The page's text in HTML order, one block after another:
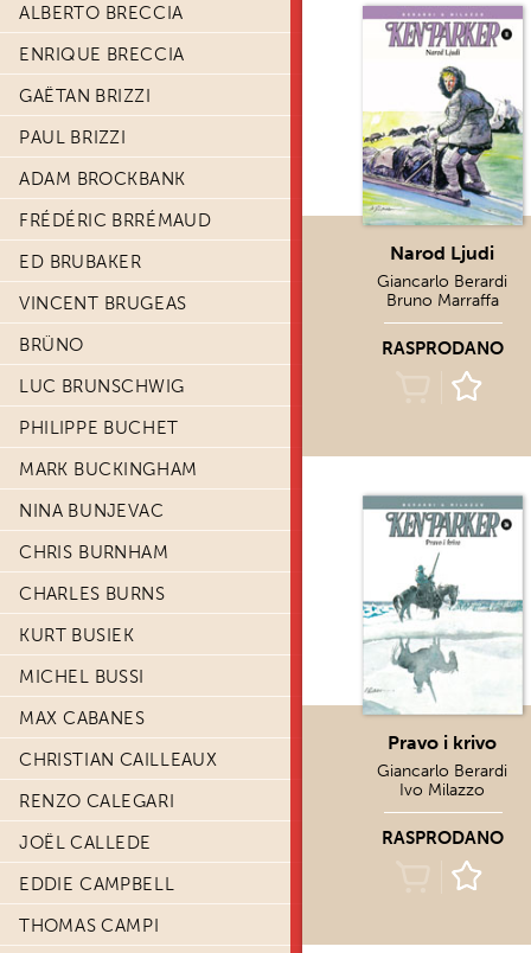
ALBERTO BRECCIA
ENRIQUE BRECCIA
GAËTAN BRIZZI
PAUL BRIZZI
ADAM BROCKBANK
FRÉDÉRIC BRRÉMAUD
ED BRUBAKER
VINCENT BRUGEAS
BRÜNO
LUC BRUNSCHWIG
PHILIPPE BUCHET
MARK BUCKINGHAM
NINA BUNJEVAC
CHRIS BURNHAM
CHARLES BURNS
KURT BUSIEK
MICHEL BUSSI
MAX CABANES
CHRISTIAN CAILLEAUX
RENZO CALEGARI
JOËL CALLEDE
EDDIE CAMPBELL
THOMAS CAMPI
Narod Ljudi
Giancarlo Berardi
Bruno Marraffa
RASPRODANO
Pravo i krivo
Giancarlo Berardi
Ivo Milazzo
RASPRODANO